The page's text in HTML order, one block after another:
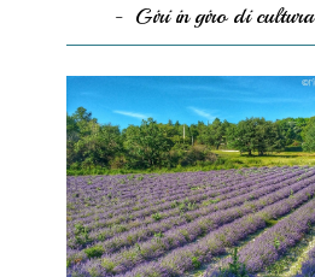
Giri in giro di cultura